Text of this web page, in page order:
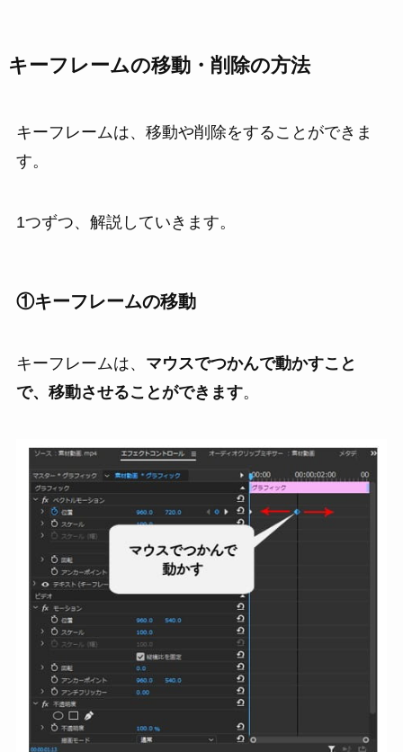
キーフレームの移動・削除の方法
キーフレームは、移動や削除をすることができま
す。
1つずつ、解説していきます。
①キーフレームの移動
キーフレームは、 マウスでつかんで動かすこと
で、移動させることができます。